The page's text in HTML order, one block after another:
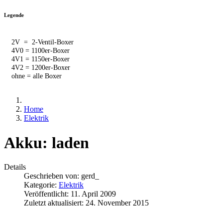
Legende
2V = 2-Ventil-Boxer
4V0 = 1100er-Boxer
4V1 = 1150er-Boxer
4V2 = 1200er-Boxer
ohne = alle Boxer
Home
Elektrik
Akku: laden
Details
Geschrieben von: gerd_
Kategorie: Elektrik
Veröffentlicht: 11. April 2009
Zuletzt aktualisiert: 24. November 2015